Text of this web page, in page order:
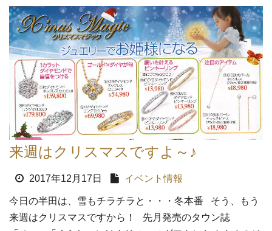
来週はクリスマスですよ～♪
2017年12月17日 イベント情報
今日の半田は、雪もチラチラと・・・冬本番 そう、もう
来週はクリスマスですから！ 先月発売のタウン誌